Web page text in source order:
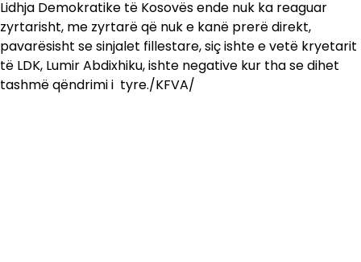
Lidhja Demokratike të Kosovës ende nuk ka reaguar
zyrtarisht, me zyrtarë që nuk e kanë prerë direkt,
pavarësisht se sinjalet fillestare, siç ishte e vetë kryetarit
të LDK, Lumir Abdixhiku, ishte negative kur tha se dihet
tashmë qëndrimi i tyre./KFVA/